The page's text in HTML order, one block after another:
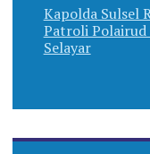
Kapolda Sulsel
Patroli Polairud
Selayar